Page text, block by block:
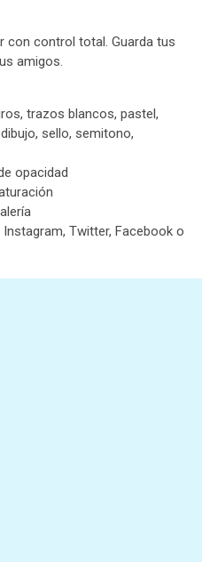
control total. Guarda tus
amigos.
trazos blancos, pastel,
sello, semitono,
opacidad
Twitter, Facebook o